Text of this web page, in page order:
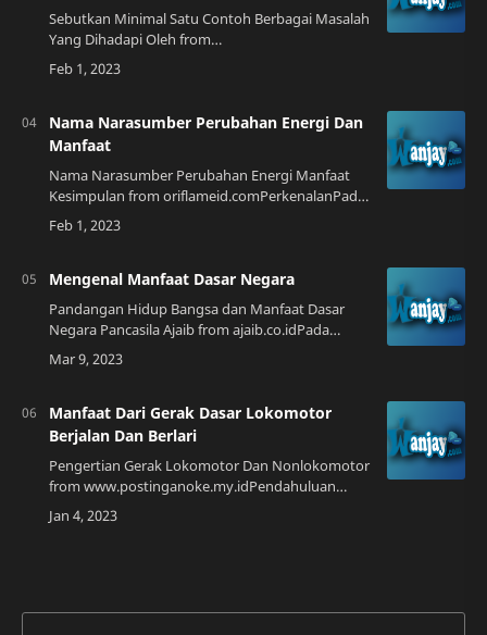
Sebutkan Minimal Satu Contoh Berbagai Masalah
Yang Dihadapi Oleh from
www.seocontoh.web.idTeknologi Terbaru
Meningkatkan Efisiensi PekerjaanTeknologi
Nama Narasumber Perubahan Energi Dan
Manfaat
Nama Narasumber Perubahan Energi Manfaat
Kesimpulan from oriflameid.comPerkenalanPada
tahun 2023 ini, kita telah melihat banyak
perubahan di dunia energi. Dalam artikel ini, say…
Mengenal Manfaat Dasar Negara
Pandangan Hidup Bangsa dan Manfaat Dasar
Negara Pancasila Ajaib from ajaib.co.idPada
awalnya, dasar negara adalah sebuah konsep
yang dibuat oleh para pembuat hukum untuk
Manfaat Dari Gerak Dasar Lokomotor
Berjalan Dan Berlari
Pengertian Gerak Lokomotor Dan Nonlokomotor
from www.postinganoke.my.idPendahuluan
Gerakan dasar lokomotor seperti jalan dan lari
adalah gerakan yang sangat penting bagi